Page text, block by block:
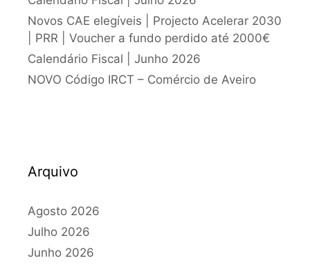
Novos CAE elegíveis | Projecto Acelerar 2030
| PRR | Voucher a fundo perdido até 2000€
Calendário Fiscal | Junho 2026
NOVO Código IRCT – Comércio de Aveiro
Arquivo
Agosto 2026
Julho 2026
Junho 2026